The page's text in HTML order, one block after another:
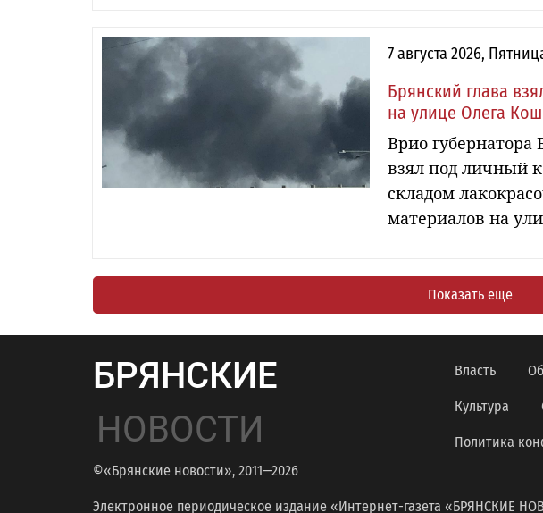
7 августа 2026,
Брянский глава
на улице Олега
Врио губернатора
взял под личный
складом
материалов на
Показать еще
БРЯНСКИЕ
НОВОСТИ
©«Брянские новости», 2011—2026
Власть
Культура
Политика
Электронное периодическое издание «Интернет-газета «БРЯНСКИЕ